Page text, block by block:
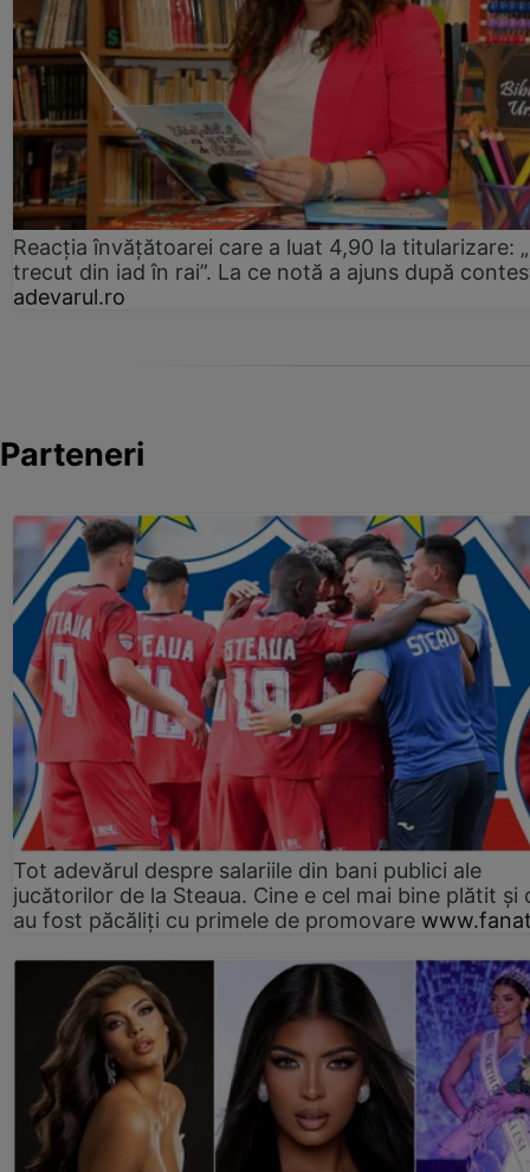
Reacția învățătoarei care a luat 4,90 la titularizare:
trecut din iad în rai”. La ce notă a ajuns după
adevarul.ro
Parteneri
Tot adevărul despre salariile din bani publici ale
jucătorilor de la Steaua. Cine e cel mai bine plătit și
au fost păcăliți cu primele de promovare